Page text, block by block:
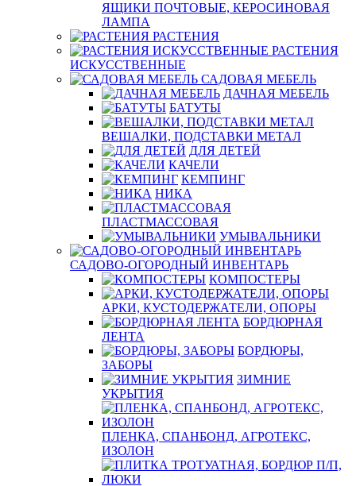
ЯЩИКИ ПОЧТОВЫЕ, КЕРОСИНОВАЯ
ЛАМПА
РАСТЕНИЯ
РАСТЕНИЯ
ИСКУССТВЕННЫЕ
САДОВАЯ МЕБЕЛЬ
ДАЧНАЯ МЕБЕЛЬ
БАТУТЫ
ВЕШАЛКИ, ПОДСТАВКИ МЕТАЛ
ДЛЯ ДЕТЕЙ
КАЧЕЛИ
КЕМПИНГ
НИКА
ПЛАСТМАССОВАЯ
УМЫВАЛЬНИКИ
САДОВО-ОГОРОДНЫЙ ИНВЕНТАРЬ
КОМПОСТЕРЫ
АРКИ, КУСТОДЕРЖАТЕЛИ, ОПОРЫ
БОРДЮРНАЯ
ЛЕНТА
БОРДЮРЫ,
ЗАБОРЫ
ЗИМНИЕ
УКРЫТИЯ
ПЛЕНКА, СПАНБОНД, АГРОТЕКС,
ИЗОЛОН